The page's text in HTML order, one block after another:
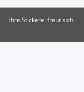
Ihre Stickerei freut sich